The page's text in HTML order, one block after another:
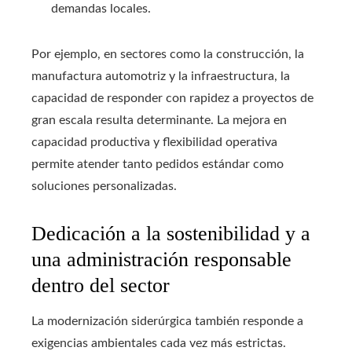
demandas locales.
Por ejemplo, en sectores como la construcción, la
manufactura automotriz y la infraestructura, la
capacidad de responder con rapidez a proyectos de
gran escala resulta determinante. La mejora en
capacidad productiva y flexibilidad operativa
permite atender tanto pedidos estándar como
soluciones personalizadas.
Dedicación a la sostenibilidad y a
una administración responsable
dentro del sector
La modernización siderúrgica también responde a
exigencias ambientales cada vez más estrictas.